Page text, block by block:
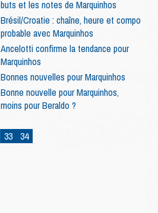
buts et les notes de Marquinhos
Brésil/Croatie : chaîne, heure et compo
probable avec Marquinhos
Ancelotti confirme la tendance pour
Marquinhos
Bonnes nouvelles pour Marquinhos
Bonne nouvelle pour Marquinhos,
moins pour Beraldo ?
33 34